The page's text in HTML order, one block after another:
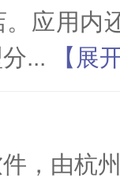
应用内
... 【展
，由杭